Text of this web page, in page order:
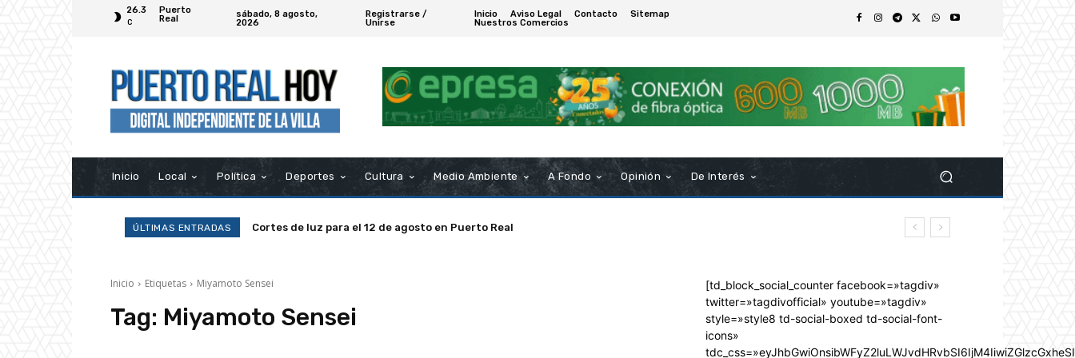
26.3
C
Puerto
Real
sábado, 8 agosto,
2026
Registrarse /
Unirse
Inicio Aviso Legal Contacto
Sitemap
Nuestros Comercios
Inicio Local Política Deportes Cultura Medio Ambiente A Fondo Opinión De Interés
ÚLTIMAS ENTRADAS Cortes de luz para el 12 de agosto en Puerto Real
Inicio Etiquetas Miyamoto Sensei
Tag: Miyamoto Sensei
[td_block_social_counter facebook=»tagdiv»
twitter=»tagdivofficial» youtube=»tagdiv»
style=»style8 td-social-boxed td-social-font-
icons»